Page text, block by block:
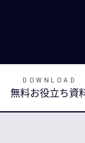
DOWNLOAD
無料お役立ち資